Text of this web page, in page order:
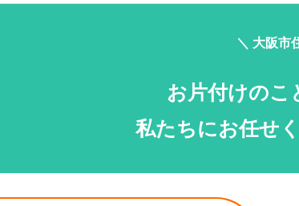
＼ 大阪市
お片付けのこ
私たちにお任せ